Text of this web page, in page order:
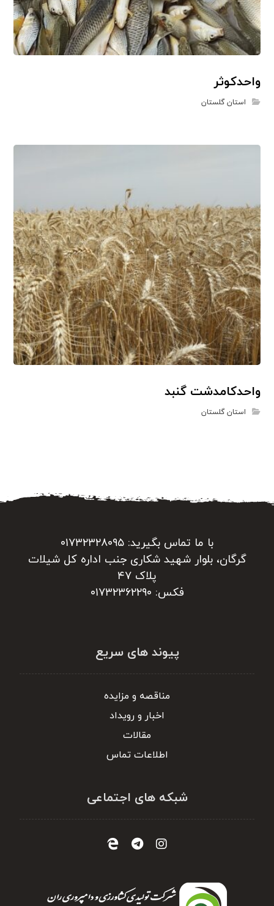
واحدکوثر
استان گلستان
واحدکامدشت گنبد
استان گلستان
با ما تماس بگیرید: ۰۱۷۳۲۳۲۸۰۹۵
گرگان، بلوار شهید شکاری جنب اداره کل شیلات
پلاک ۴۷
فکس: ۰۱۷۳۲۳۶۲۲۹۰
پیوند های سریع
مناقصه و مزایده
اخبار و رویداد
مقالات
اطلاعات تماس
شبکه های اجتماعی